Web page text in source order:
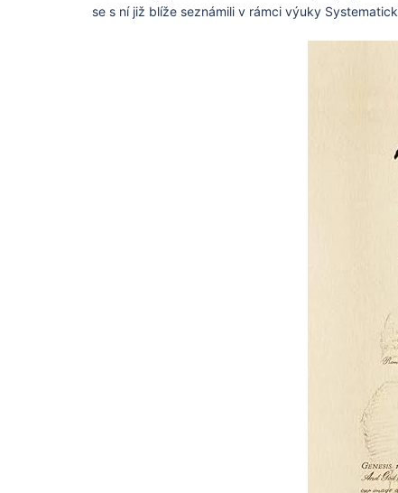
se s ní již blíže seznámili v rámci výuky